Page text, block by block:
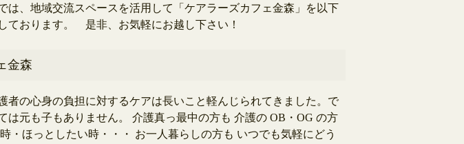
は、地域交流スペースを活用して「ケアラーズカフェ金森」を以下
ております。 是非、お気軽にお越し下さい！
金森
者の心身の負担に対するケアは長いこと軽んじられてきました。で
は元も子もありません。 介護真っ最中の方も 介護の OB・OG の方
・ほっとしたい時・・・ お一人暮らしの方も いつでも気軽にどう